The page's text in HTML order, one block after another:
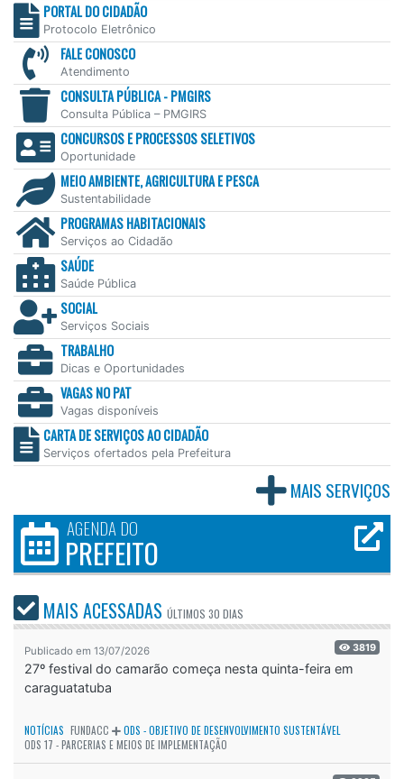
PORTAL DO CIDADÃO
Protocolo Eletrônico
FALE CONOSCO
Atendimento
CONSULTA PÚBLICA - PMGIRS
Consulta Pública – PMGIRS
CONCURSOS E PROCESSOS SELETIVOS
Oportunidade
MEIO AMBIENTE, AGRICULTURA E PESCA
Sustentabilidade
PROGRAMAS HABITACIONAIS
Serviços ao Cidadão
SAÚDE
Saúde Pública
SOCIAL
Serviços Sociais
TRABALHO
Dicas e Oportunidades
VAGAS NO PAT
Vagas disponíveis
CARTA DE SERVIÇOS AO CIDADÃO
Serviços ofertados pela Prefeitura
MAIS SERVIÇOS
AGENDA DO
PREFEITO
MAIS ACESSADAS ÚLTIMOS 30 DIAS
Publicado em 13/07/2026 3819
27º festival do camarão começa nesta quinta-feira em
caraguatatuba
NOTÍCIAS FUNDACC
ODS - OBJETIVO DE DESENVOLVIMENTO SUSTENTÁVEL
ODS 17 - PARCERIAS E MEIOS DE IMPLEMENTAÇÃO